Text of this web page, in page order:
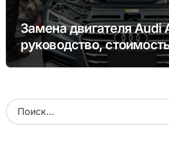
Замена двигателя Audi
руководство,
Н
а